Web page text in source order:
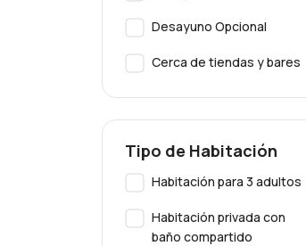
Desayuno Opcional
Cerca de tiendas y bares
Tipo de Habitación
Habitación para 3 adultos
Habitación privada con
baño compartido